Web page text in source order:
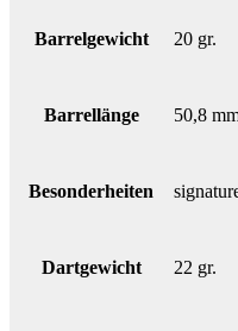
Barrelgewicht 20 gr.
Barrellänge 50,8
Besonderheiten
Dartgewicht 22 gr.